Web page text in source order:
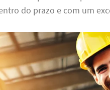
do prazo e com um